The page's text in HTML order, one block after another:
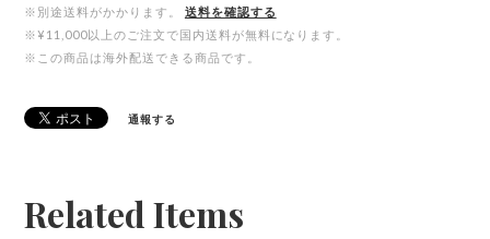
※別途送料がかかります。
送料を確認する
※¥11,000以上のご注文で国内送料が無料になります。
※この商品は海外配送できる商品です。
通報する
Related Items